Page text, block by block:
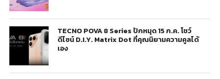
TECNO POVA 8 Series ปักหมุด 15 ก.ค. โชว์
ดีไซน์ D.I.Y. Matrix Dot ที่คุณนิยามความคูลได้
เอง